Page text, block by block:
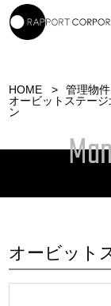
HOME
管理物件
オービットステー
ン
オービット